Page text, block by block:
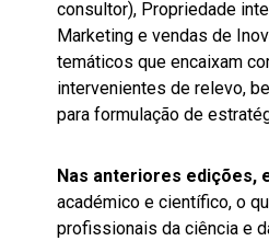
consultor), Propriedade
Marketing e vendas de
temáticos que encaixam
intervenientes de relevo,
para formulação de
Nas anteriores edições,
académico e científico, o
profissionais da ciência e